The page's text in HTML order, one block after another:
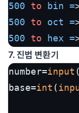
500
to bin =
500
to oct =
500
to hex =
7. 진법 변환기
number=input (
base=int (